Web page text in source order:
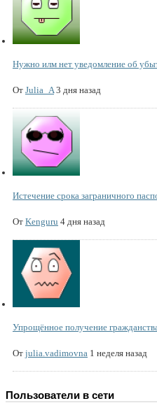
Нужно илм нет уведомление об
От Julia_A 3 дня назад
Истечение срока заграничного
От Kenguru 4 дня назад
Упрощённое получение
От julia.vadimovna 1 неделя назад
Пользователи в сети